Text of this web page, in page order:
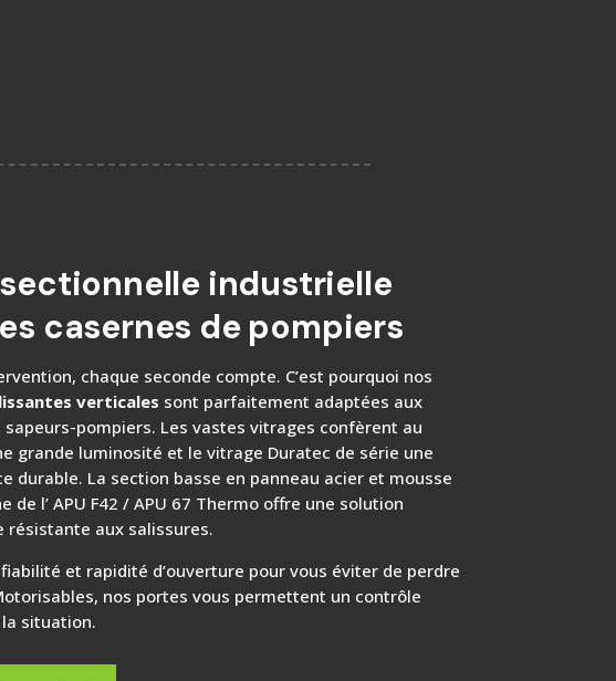
industrielle
casernes de pompiers
chaque seconde compte. C’est pourquoi nos
verticales sont parfaitement adaptées aux
sapeurs-pompiers. Les vastes vitrages confèrent au
grande luminosité et le vitrage Duratec de série une
durable. La section basse en panneau acier et mousse
de l’ APU F42 / APU 67 Thermo offre une solution
résistante aux salissures.
et rapidité d’ouverture pour vous éviter de perdre
nos portes vous permettent un contrôle
situation.